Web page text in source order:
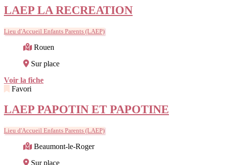
LAEP LA RECREATION
Lieu d'Accueil Enfants Parents (LAEP)
Rouen
Sur place
Voir la fiche
Favori
LAEP PAPOTIN ET PAPOTINE
Lieu d'Accueil Enfants Parents (LAEP)
Beaumont-le-Roger
Sur place